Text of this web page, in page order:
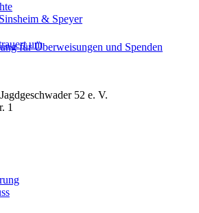
& Speyer
um
für Überweisungen und Spenden
52 e. V.
1